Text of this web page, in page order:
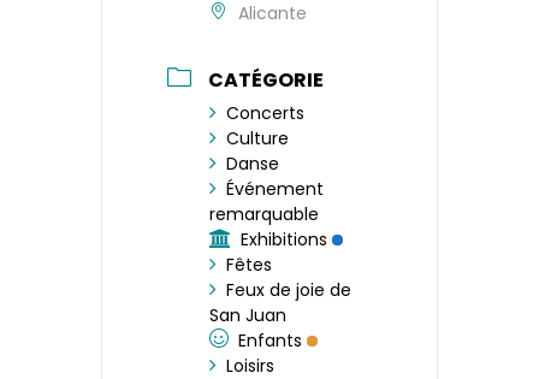
Alicante
CATÉGORIE
Concerts
Culture
Danse
Événement
remarquable
Exhibitions
Fêtes
Feux de joie de
San Juan
Enfants
Loisirs